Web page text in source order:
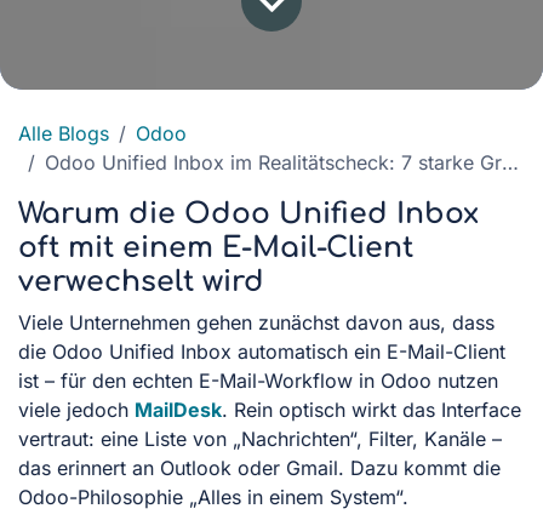
Alle Blogs
Odoo
Odoo Unified Inbox im Realitätscheck: 7 starke Gründe für MailDesk als echten E-Mail-Client
Warum die Odoo Unified Inbox
oft mit einem E-Mail-Client
verwechselt wird
Viele Unternehmen gehen zunächst davon aus, dass
die Odoo Unified Inbox automatisch ein E-Mail-Client
ist – für den echten E-Mail-Workflow in Odoo nutzen
viele jedoch MailDesk. Rein optisch wirkt das Interface
vertraut: eine Liste von „Nachrichten“, Filter, Kanäle –
das erinnert an Outlook oder Gmail. Dazu kommt die
Odoo-Philosophie „Alles in einem System“.